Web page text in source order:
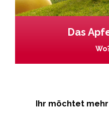
Das
Ihr möchtet